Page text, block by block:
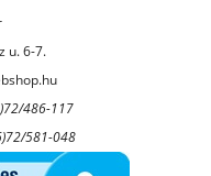
u. 6-7.
486-117
581-048